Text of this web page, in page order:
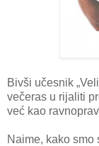
Bivši učesnik
večeras u rijaliti
već kao
Naime, kako